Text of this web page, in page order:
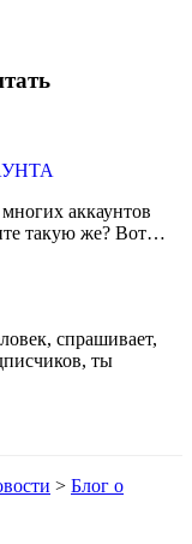
аккаунтов
такую же? Вот…
спрашивает,
ты
> Блог о